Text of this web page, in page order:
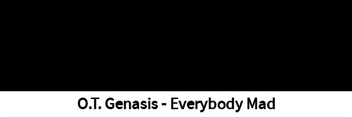
O.T. Genasis - Everybody Mad